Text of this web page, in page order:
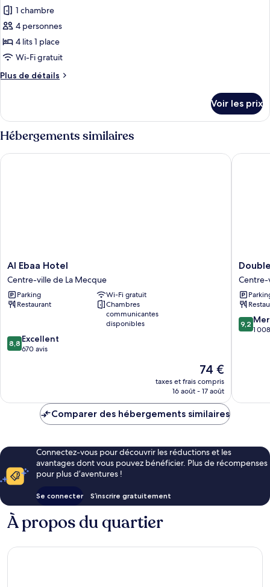
Deluxe,
lits
photos
pour
ce
type
chambre :
plusieurs
lits
1 chambre
4 personnes
4 lits 1 place
Wi-Fi gratuit
Plus de détails
Plus
le
type
de
Chambre
Voir les prix
Hébergements similaires
Al
Ebaa
Hotel
Centre-
ville
Mecque
Al Ebaa Hotel
Centre-ville de La Mecque
Parking
Wi-Fi gratuit
Restaurant
Chambres
communicantes
disponibles
8.8
sur
8,8 Excellent
670 avis
Le
nouveau
prix
de
74 €
taxes et frais compris
16 août - 17 août
Al Ebaa Hotel
by
Hilton
Jabal
Omar
Makkah
Centre-
Centre-
9.2
sur
9,2
1
Comparer des hébergements similaires
Connectez-vous pour découvrir les réductions et les
avantages dont vous pouvez bénéficier. Plus de récompenses
pour plus d’aventures !
Se connecter S’inscrire gratuitement
À propos du quartier